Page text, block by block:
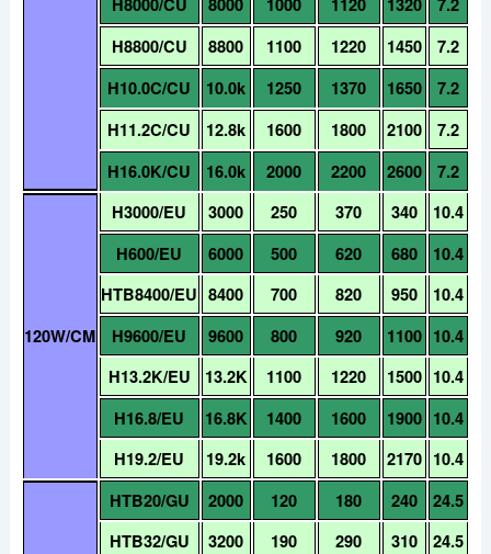
H8800/CU
8800 1100 1220 1450
7.2
H10.0C/CU
10.0k 1250 1370 1650
7.2
H11.2C/CU
12.8k 1600 1800 2100
7.2
H16.0K/CU
16.0k 2000 2200 2600 7.2
120W/CM
H3000/EU 3000 250 370 340
10.4
H600/EU
6000 500 620 680
10.4
HTB8400/EU 8400 700 820 950
10.4
H9600/EU
9600 800 920 1100 10.4
H13.2K/EU
13.2K 1100 1220 1500 10.4
H16.8/EU
16.8K 1400 1600 1900 10.4
H19.2/EU
19.2k 1600 1800 2170 10.4
HTB20/GU 2000 120 180 240
24.5
HTB32/GU
3200 190 290 310
24.5